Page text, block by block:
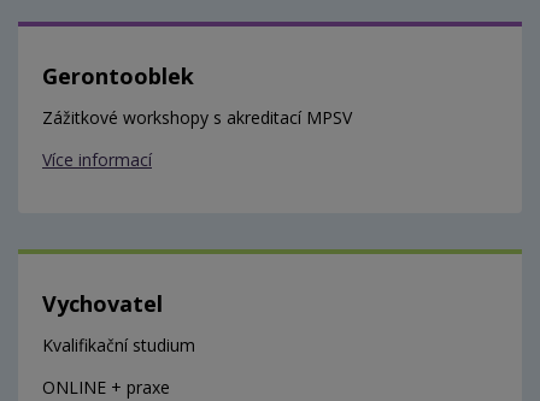
Gerontooblek
Zážitkové workshopy s akreditací MPSV
Více informací
Vychovatel
Kvalifikační studium
ONLINE + praxe